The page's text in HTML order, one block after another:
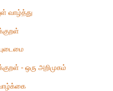
வாழ்த்து
- ஒரு அறிமுகம்